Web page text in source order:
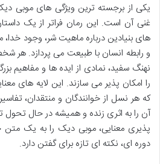
یکی از برجسته ترین ویژگی های موبی
غنی آن است. این رمان فراتر از یک
های بنیادین درباره ماهیت شر، وجود خدا،
و رابطه انسان با طبیعت می پردازد. هر
نهنگ سفید، نمادی از ایده ها و مفاهیم
را امکان پذیر می سازند. این لایه های
که هر نسل از خوانندگان و منتقدان،
آن را به اثری زنده و همیشه در حال تحول
پذیری معنایی، موبی دیک را به یک متن
دوره ای، نکته ای تازه برای گفتن دارد.